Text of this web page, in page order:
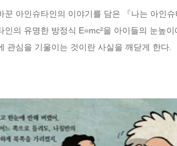
꾼 아인슈타인의 이야기를 담은 『나는 아인
인의 유명한 방정식 E=mc²을 아이들의 눈높
관심을 기울이는 것이란 사실을 깨닫게 한다.